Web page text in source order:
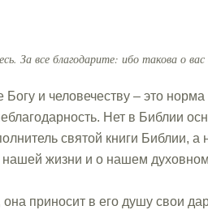
За все благодарите: ибо такова о
Богу и человечеству – это
Нет в Библии
святой книги Библии,
нашей жизни и о нашем
приносит в его душу свои